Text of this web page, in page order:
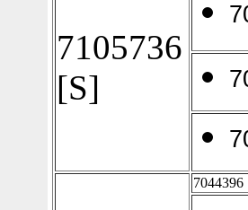
7105736
[S]
7044396